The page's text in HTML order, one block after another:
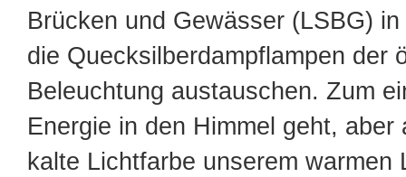
Brücken und Gewässer (LSBG)
die Quecksilberdampflampen der
Beleuchtung austauschen. Zum
Energie in den Himmel geht, aber
kalte Lichtfarbe unserem warmen